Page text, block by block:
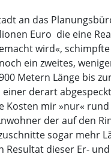
an das
Euro  die eine
wird«,
ein zweites,
Metern Länge bis
derart
Kosten mir »nur«
der auf den
sogar mehr
dieser Er-